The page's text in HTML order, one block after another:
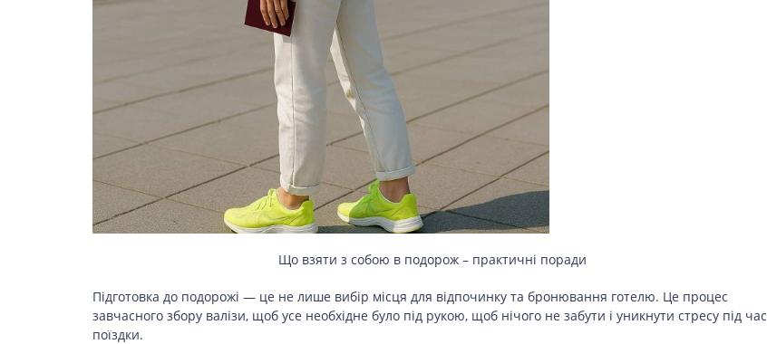
COVID-19
ГОТУЄМО РАЗОМ
СПОРТ
Що взяти з собою в подорож – практичні поради
Підготовка до подорожі — це не лише вибір місця для відпочинку та бронювання готелю. Це процес
завчасного збору валізи, щоб усе необхідне було під рукою, щоб нічого не забути і уникнути стресу під час
поїздки.